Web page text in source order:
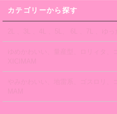
カテゴリーから探す